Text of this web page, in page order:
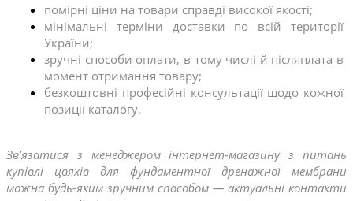
помірні ціни на товари справді високої якості;
мінімальні терміни доставки по всій території
України;
зручні способи оплати, в тому числі й післяплата в
момент отримання товару;
безкоштовні професійні консультації щодо кожної
позиції каталогу.
Зв’язатися з менеджером інтернет-магазину з питань
купівлі цвяхів для фундаментної дренажної мембрани
можна будь-яким зручним способом — актуальні контакти